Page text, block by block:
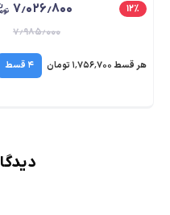
۱۲٪ ۷٫۰۲۶٫۸۰۰
۷٫۹۸۵٫۰۰۰
هر قسط ۱٬۷۵۶٬۷۰۰ تومان ۴ قسط